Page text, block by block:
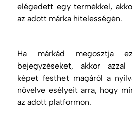
elégedett egy termékkel,
az adott márka hitelességén.
Ha márkád megosztja
bejegyzéseket, akkor
képet festhet magáról a
növelve esélyeit arra, hogy
az adott platformon.